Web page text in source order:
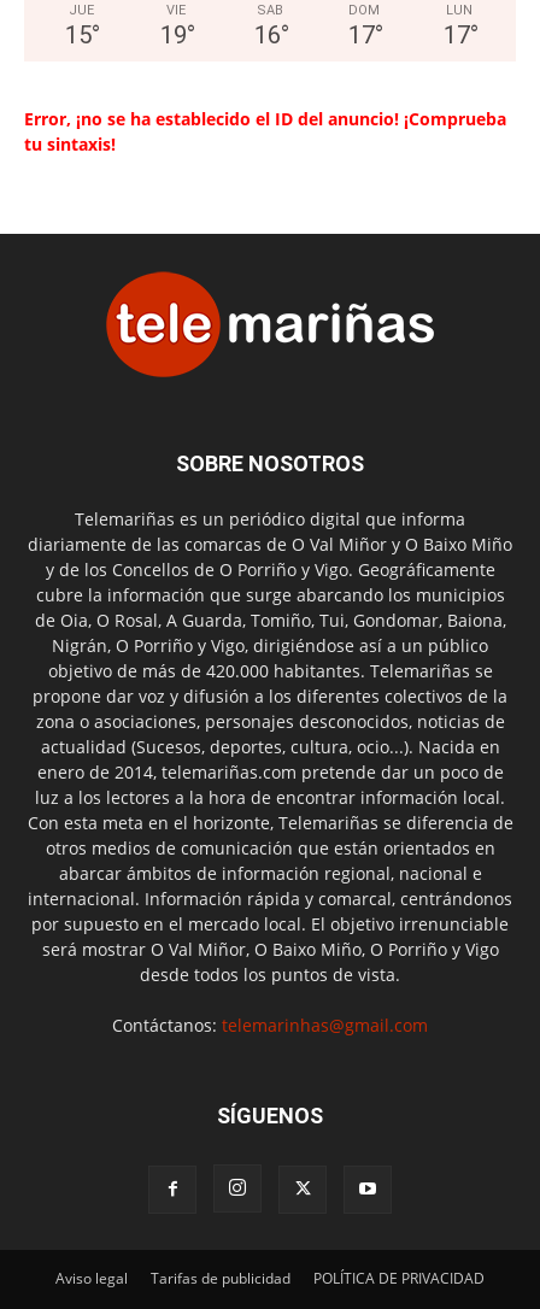
JUE
15°
VIE
19°
SAB
16°
DOM
17°
LUN
17°
Error, ¡no se ha establecido el ID del anuncio! ¡Comprueba
tu sintaxis!
SOBRE NOSOTROS
Telemariñas es un periódico digital que informa
diariamente de las comarcas de O Val Miñor y O Baixo Miño
y de los Concellos de O Porriño y Vigo. Geográficamente
cubre la información que surge abarcando los municipios
de Oia, O Rosal, A Guarda, Tomiño, Tui, Gondomar, Baiona,
Nigrán, O Porriño y Vigo, dirigiéndose así a un público
objetivo de más de 420.000 habitantes. Telemariñas se
propone dar voz y difusión a los diferentes colectivos de la
zona o asociaciones, personajes desconocidos, noticias de
actualidad (Sucesos, deportes, cultura, ocio...). Nacida en
enero de 2014, telemariñas.com pretende dar un poco de
luz a los lectores a la hora de encontrar información local.
Con esta meta en el horizonte, Telemariñas se diferencia de
otros medios de comunicación que están orientados en
abarcar ámbitos de información regional, nacional e
internacional. Información rápida y comarcal, centrándonos
por supuesto en el mercado local. El objetivo irrenunciable
será mostrar O Val Miñor, O Baixo Miño, O Porriño y Vigo
desde todos los puntos de vista.
Contáctanos: telemarinhas@gmail.com
SÍGUENOS
Aviso legal Tarifas de publicidad POLÍTICA DE PRIVACIDAD